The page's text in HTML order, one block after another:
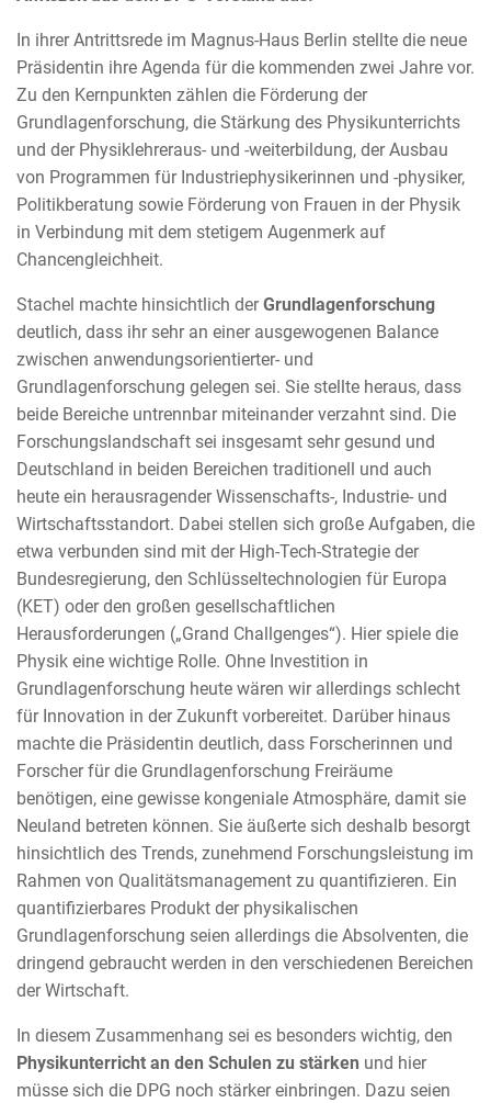
In ihrer Antrittsrede im Magnus-Haus Berlin stellte die neue
Präsidentin ihre Agenda für die kommenden zwei Jahre vor.
Zu den Kernpunkten zählen die Förderung der
Grundlagenforschung, die Stärkung des Physikunterrichts
und der Physiklehreraus- und -weiterbildung, der Ausbau
von Programmen für Industriephysikerinnen und -physiker,
Politikberatung sowie Förderung von Frauen in der Physik
in Verbindung mit dem stetigem Augenmerk auf
Chancengleichheit.
Stachel machte hinsichtlich derGrundlagenforschung
deutlich, dass ihr sehr an einer ausgewogenen Balance
zwischen anwendungsorientierter- und
Grundlagenforschung gelegen sei. Sie stellte heraus, dass
beide Bereiche untrennbar miteinander verzahnt sind. Die
Forschungslandschaft sei insgesamt sehr gesund und
Deutschland in beiden Bereichen traditionell und auch
heute ein herausragender Wissenschafts-, Industrie- und
Wirtschaftsstandort. Dabei stellen sich große Aufgaben, die
etwa verbunden sind mit der High-Tech-Strategie der
Bundesregierung, den Schlüsseltechnologien für Europa
(KET) oder den großen gesellschaftlichen
Herausforderungen („Grand Challgenges“). Hier spiele die
Physik eine wichtige Rolle. Ohne Investition in
Grundlagenforschung heute wären wir allerdings schlecht
für Innovation in der Zukunft vorbereitet. Darüber hinaus
machte die Präsidentin deutlich, dass Forscherinnen und
Forscher für die Grundlagenforschung Freiräume
benötigen, eine gewisse kongeniale Atmosphäre, damit sie
Neuland betreten können. Sie äußerte sich deshalb besorgt
hinsichtlich des Trends, zunehmend Forschungsleistung im
Rahmen von Qualitätsmanagement zu quantifizieren. Ein
quantifizierbares Produkt der physikalischen
Grundlagenforschung seien allerdings die Absolventen, die
dringend gebraucht werden in den verschiedenen Bereichen
der Wirtschaft.
In diesem Zusammenhang sei es besonders wichtig, den
Physikunterricht an den Schulen zu stärken und hier
müsse sich die DPG noch stärker einbringen. Dazu seien